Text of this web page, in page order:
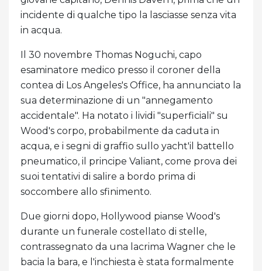
incidente di qualche tipo la lasciasse senza vita
in acqua.
Il 30 novembre Thomas Noguchi, capo
esaminatore medico presso il coroner della
contea di Los Angeles's Office, ha annunciato la
sua determinazione di un "annegamento
accidentale". Ha notato i lividi "superficiali" su
Wood's corpo, probabilmente da caduta in
acqua, e i segni di graffio sullo yacht'il battello
pneumatico, il principe Valiant, come prova dei
suoi tentativi di salire a bordo prima di
soccombere allo sfinimento.
Due giorni dopo, Hollywood pianse Wood's
durante un funerale costellato di stelle,
contrassegnato da una lacrima Wagner che le
bacia la bara, e l'inchiesta è stata formalmente